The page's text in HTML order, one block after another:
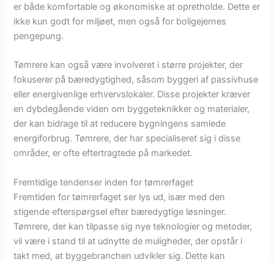
er både komfortable og økonomiske at opretholde. Dette er
ikke kun godt for miljøet, men også for boligejernes
pengepung.
Tømrere kan også være involveret i større projekter, der
fokuserer på bæredygtighed, såsom byggeri af passivhuse
eller energivenlige erhvervslokaler. Disse projekter kræver
en dybdegående viden om byggeteknikker og materialer,
der kan bidrage til at reducere bygningens samlede
energiforbrug. Tømrere, der har specialiseret sig i disse
områder, er ofte eftertragtede på markedet.
Fremtidige tendenser inden for tømrerfaget
Fremtiden for tømrerfaget ser lys ud, især med den
stigende efterspørgsel efter bæredygtige løsninger.
Tømrere, der kan tilpasse sig nye teknologier og metoder,
vil være i stand til at udnytte de muligheder, der opstår i
takt med, at byggebranchen udvikler sig. Dette kan